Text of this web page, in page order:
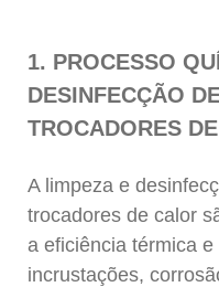
1. PROCESSO
DESINFECÇÃO
TROCADORES
A limpeza e
trocadores de calor
a eficiência térmica
incrustações,